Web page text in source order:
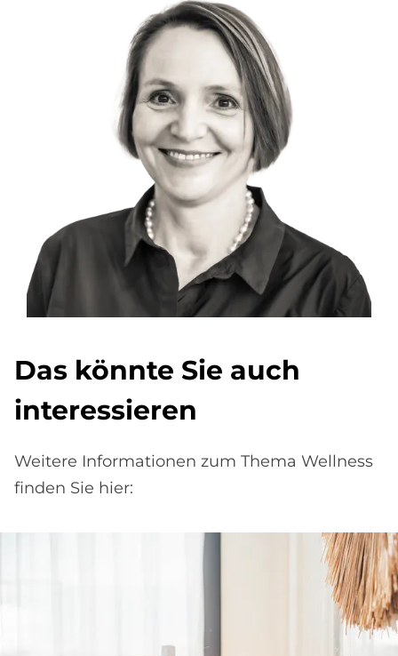
Das könnte Sie auch
interessieren
Weitere Informationen zum Thema Wellness
finden Sie hier: